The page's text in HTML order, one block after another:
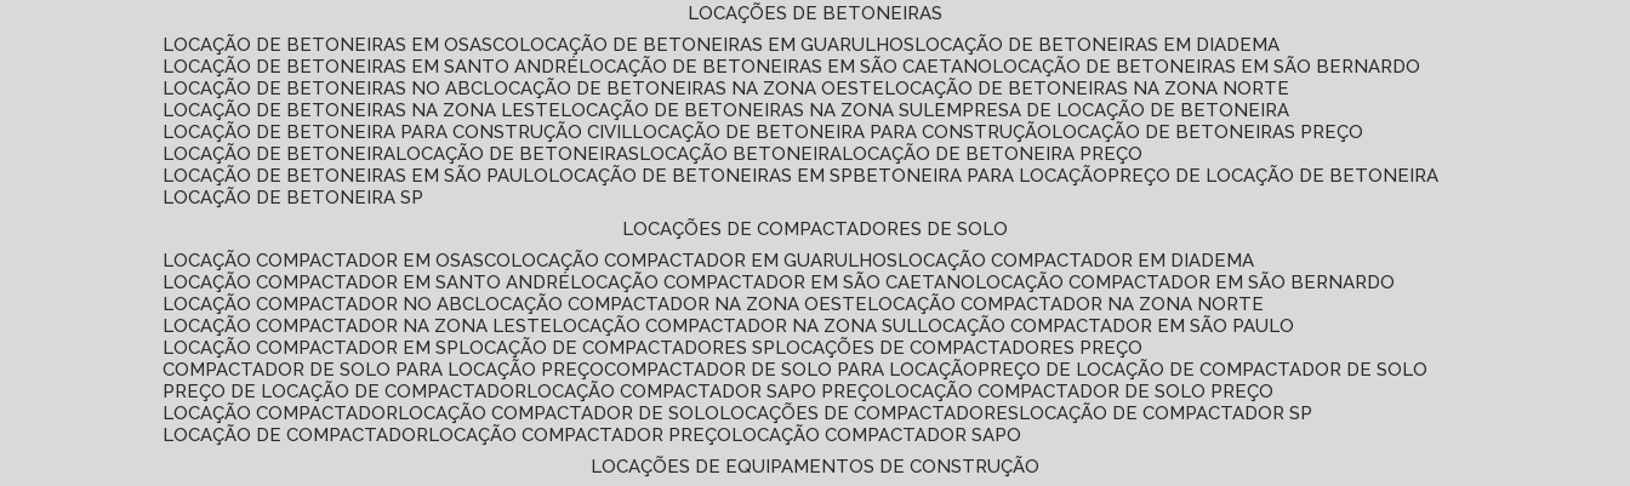
LOCAÇÕES DE BETONEIRAS
LOCAÇÃO DE BETONEIRAS EM OSASCO LOCAÇÃO DE BETONEIRAS EM GUARULHOS LOCAÇÃO DE BETONEIRAS EM DIADEMA
LOCAÇÃO DE BETONEIRAS EM SANTO ANDRÉ LOCAÇÃO DE BETONEIRAS EM SÃO CAETANO LOCAÇÃO DE BETONEIRAS EM SÃO BERNARDO
LOCAÇÃO DE BETONEIRAS NO ABC LOCAÇÃO DE BETONEIRAS NA ZONA OESTE LOCAÇÃO DE BETONEIRAS NA ZONA NORTE
LOCAÇÃO DE BETONEIRAS NA ZONA LESTE LOCAÇÃO DE BETONEIRAS NA ZONA SUL
EMPRESA DE LOCAÇÃO DE BETONEIRA
LOCAÇÃO DE BETONEIRA PARA CONSTRUÇÃO CIVIL LOCAÇÃO DE BETONEIRA PARA CONSTRUÇÃO LOCAÇÃO DE BETONEIRAS PREÇO
LOCAÇÃO DE BETONEIRA LOCAÇÃO DE BETONEIRAS LOCAÇÃO BETONEIRA LOCAÇÃO DE BETONEIRA PREÇO
LOCAÇÃO DE BETONEIRAS EM SÃO PAULO LOCAÇÃO DE BETONEIRAS EM SP BETONEIRA PARA LOCAÇÃO
PREÇO DE LOCAÇÃO DE BETONEIRA
LOCAÇÃO DE BETONEIRA SP
LOCAÇÕES DE COMPACTADORES DE SOLO
LOCAÇÃO COMPACTADOR EM OSASCO LOCAÇÃO COMPACTADOR EM GUARULHOS LOCAÇÃO COMPACTADOR EM DIADEMA
LOCAÇÃO COMPACTADOR EM SANTO ANDRÉ LOCAÇÃO COMPACTADOR EM SÃO CAETANO LOCAÇÃO COMPACTADOR EM SÃO BERNARDO
LOCAÇÃO COMPACTADOR NO ABC LOCAÇÃO COMPACTADOR NA ZONA OESTE LOCAÇÃO COMPACTADOR NA ZONA NORTE
LOCAÇÃO COMPACTADOR NA ZONA LESTE LOCAÇÃO COMPACTADOR NA ZONA SUL LOCAÇÃO COMPACTADOR EM SÃO PAULO
LOCAÇÃO COMPACTADOR EM SP LOCAÇÃO DE COMPACTADORES SP LOCAÇÕES DE COMPACTADORES PREÇO
COMPACTADOR DE SOLO PARA LOCAÇÃO PREÇO COMPACTADOR DE SOLO PARA LOCAÇÃO
PREÇO DE LOCAÇÃO DE COMPACTADOR DE SOLO
PREÇO DE LOCAÇÃO DE COMPACTADOR LOCAÇÃO COMPACTADOR SAPO PREÇO LOCAÇÃO COMPACTADOR DE SOLO PREÇO
LOCAÇÃO COMPACTADOR LOCAÇÃO COMPACTADOR DE SOLO LOCAÇÕES DE COMPACTADORES LOCAÇÃO DE COMPACTADOR SP
LOCAÇÃO DE COMPACTADOR LOCAÇÃO COMPACTADOR PREÇO LOCAÇÃO COMPACTADOR SAPO
LOCAÇÕES DE EQUIPAMENTOS DE CONSTRUÇÃO